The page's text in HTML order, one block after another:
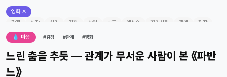
영화 ✕
감정
성장 심리 경제 산업 사고 에세이 자기성찰 관계
직장
마음
역사 경영 영화
💧 마음 #감정 #관계 #영화
느린 춤을 추듯 — 관계가 무서운 사람이 본 《파반
느》